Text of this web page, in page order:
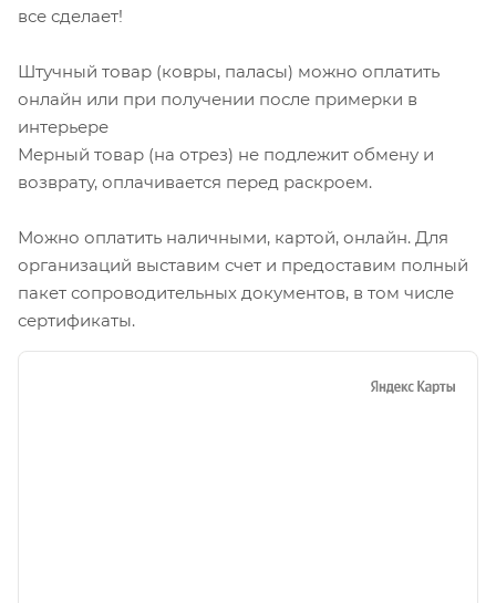
все сделает!
Штучный товар (ковры, паласы) можно оплатить
онлайн или при получении после примерки в
интерьере
Мерный товар (на отрез) не подлежит обмену и
возврату, оплачивается перед раскроем.
Можно оплатить наличными, картой, онлайн. Для
организаций выставим счет и предоставим полный
пакет сопроводительных документов, в том числе
сертификаты.